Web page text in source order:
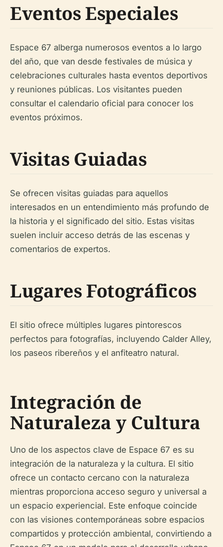
Eventos Especiales
Espace 67 alberga numerosos eventos a lo largo
del año, que van desde festivales de música y
celebraciones culturales hasta eventos deportivos
y reuniones públicas. Los visitantes pueden
consultar el calendario oficial para conocer los
eventos próximos.
Visitas Guiadas
Se ofrecen visitas guiadas para aquellos
interesados en un entendimiento más profundo de
la historia y el significado del sitio. Estas visitas
suelen incluir acceso detrás de las escenas y
comentarios de expertos.
Lugares Fotográficos
El sitio ofrece múltiples lugares pintorescos
perfectos para fotografías, incluyendo Calder Alley,
los paseos ribereños y el anfiteatro natural.
Integración de
Naturaleza y Cultura
Uno de los aspectos clave de Espace 67 es su
integración de la naturaleza y la cultura. El sitio
ofrece un contacto cercano con la naturaleza
mientras proporciona acceso seguro y universal a
un espacio experiencial. Este enfoque coincide
con las visiones contemporáneas sobre espacios
compartidos y protección ambiental, convirtiendo a